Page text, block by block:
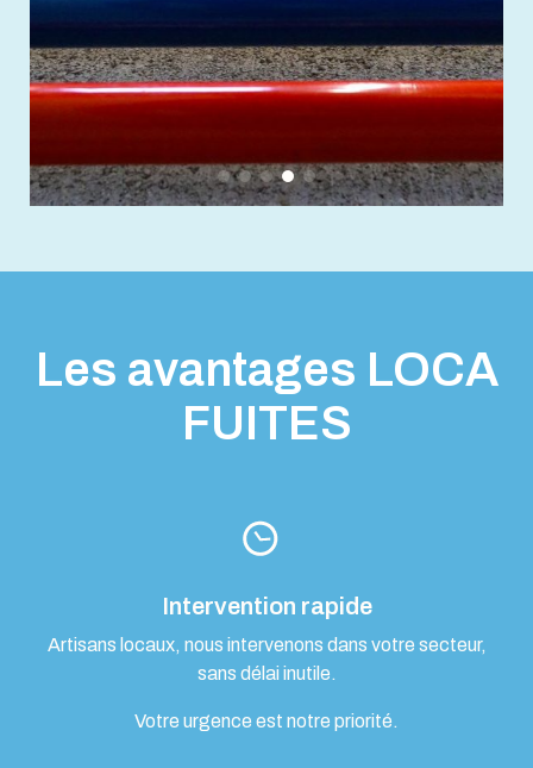
Les avantages LOCA
FUITES
Intervention rapide
Artisans locaux, nous intervenons dans votre secteur,
sans délai inutile.
Votre urgence est notre priorité.